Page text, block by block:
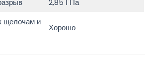
2,85 ГПа
щелочам и
Хорошо